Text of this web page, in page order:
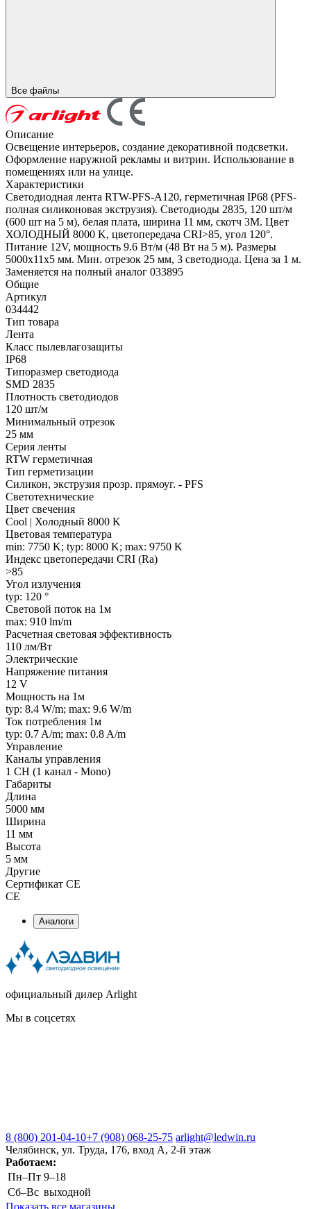
Все файлы
Описание
Освещение интерьеров, создание декоративной подсветки.
Оформление наружной рекламы и витрин. Использование в
помещениях или на улице.
Характеристики
Светодиодная лента RTW-PFS-A120, герметичная IP68 (PFS-
полная силиконовая экструзия). Светодиоды 2835, 120 шт/м
(600 шт на 5 м), белая плата, ширина 11 мм, скотч 3M. Цвет
ХОЛОДНЫЙ 8000 K, цветопередача CRI>85, угол 120°.
Питание 12V, мощность 9.6 Вт/м (48 Вт на 5 м). Размеры
5000x11x5 мм. Мин. отрезок 25 мм, 3 светодиода. Цена за 1 м.
Заменяется на полный аналог 033895
Общие
Артикул
034442
Тип товара
Лента
Класс пылевлагозащиты
IP68
Типоразмер светодиода
SMD 2835
Плотность светодиодов
120 шт/м
Минимальный отрезок
25 мм
Серия ленты
RTW герметичная
Тип герметизации
Силикон, экструзия прозр. прямоуг. - PFS
Светотехнические
Цвет свечения
Cool | Холодный 8000 K
Цветовая температура
min: 7750 K; typ: 8000 K; max: 9750 K
Индекс цветопередачи CRI (Ra)
>85
Угол излучения
typ: 120 °
Световой поток на 1м
max: 910 lm/m
Расчетная световая эффективность
110 лм/Вт
Электрические
Напряжение питания
12 V
Мощность на 1м
typ: 8.4 W/m; max: 9.6 W/m
Ток потребления 1м
typ: 0.7 A/m; max: 0.8 A/m
Управление
Каналы управления
1 CH (1 канал - Mono)
Габариты
Длина
5000 мм
Ширина
11 мм
Высота
5 мм
Другие
Сертификат CE
CE
Аналоги
официальный дилер Arlight
Мы в соцсетях
8 (800) 201-04-10+7 (908) 068-25-75 arlight@ledwin.ru
Челябинск, ул. Труда, 176, вход А, 2-й этаж
Работаем:
Пн–Пт 9–18
Сб–Вс выходной